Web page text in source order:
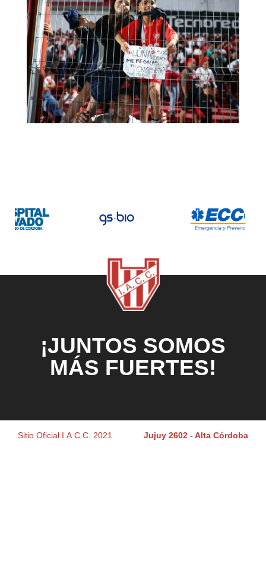
¡JUNTOS SOMOS
MÁS FUERTES!
Sitio Oficial I.A.C.C. 2021 Jujuy 2602 - Alta Córdoba